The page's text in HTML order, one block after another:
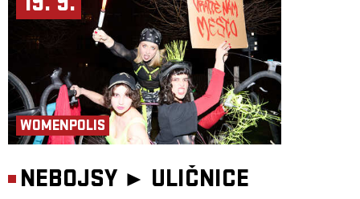
WOMENPOLIS
NEBOJSY ► ULIČNICE